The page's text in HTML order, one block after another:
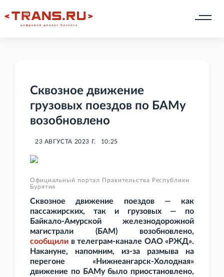
Сквозное движение
грузовых поездов по БАМу
возобновлено
23 АВГУСТА 2023 Г. 10:25
Официальный портал Правительства Республики
Бурятия
Сквозное движение поездов — как
пассажирских, так и грузовых — по
Байкало-Амурской железнодорожной
магистрали (БАМ) возобновлено,
сообщили в телеграм-канале ОАО «РЖД».
Накануне, напомним, из-за размыва на
перегоне «Нижнеангарск-Холодная»
движение по БАМу было приостановлено,